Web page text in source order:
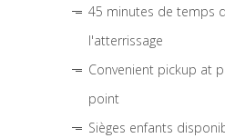
45 minutes de temps
l'atterrissage
Convenient pickup at
point
Sièges enfants